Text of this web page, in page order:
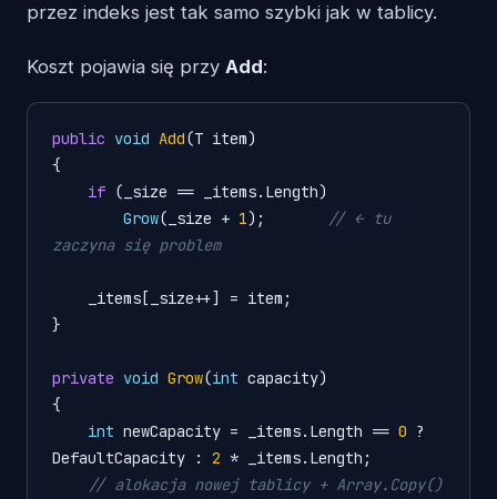
przez indeks jest tak samo szybki jak w tablicy.
Koszt pojawia się przy Add:
public void Add(T item)
{
if (_size == _items.Length)
Grow(_size + 1);
// ← tu
zaczyna się problem
}
private void Grow(int capacity)
{
int newCapacity = _items.Length == 0 ?
DefaultCapacity : 2 * _items.Length;
// alokacja nowej tablicy + Array.Copy()